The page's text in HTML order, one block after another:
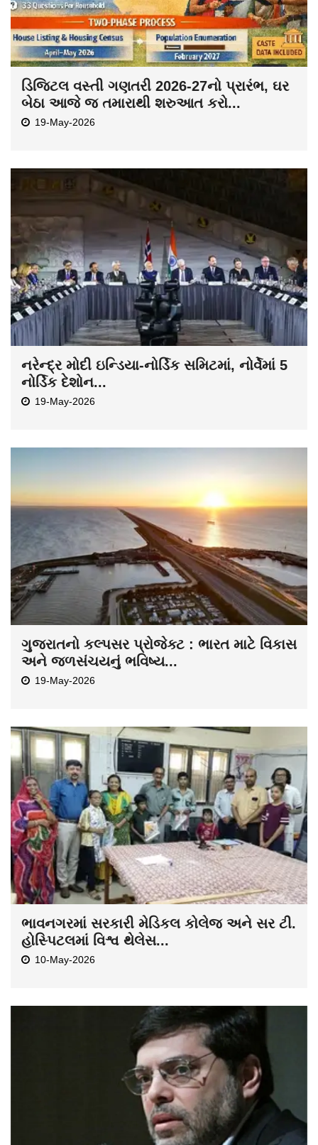
ડિજિટલ વસ્તી ગણતરી 2026-27નો પ્રારંભ, ઘર
બેઠા આજે જ તમારાથી શરુઆત કરો...
19-May-2026
નરેન્દ્ર મોદી ઇન્ડિયા-નોર્ડિક સમિટમાં, નોર્વેમાં 5
નોર્ડિક દેશોન...
19-May-2026
ગુજરાતનો કલ્પસર પ્રોજેક્ટ : ભારત માટે વિકાસ
અને જળસંચયનું ભવિષ્ય...
19-May-2026
ભાવનગરમાં સરકારી મેડિકલ કોલેજ અને સર ટી.
હોસ્પિટલમાં વિશ્વ થેલેસ...
10-May-2026